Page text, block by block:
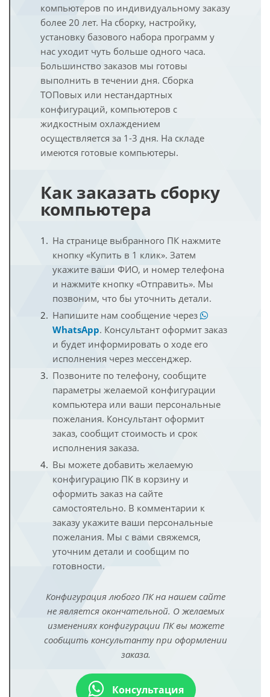
компьютеров по индивидуальному заказу
более 20 лет. На сборку, настройку,
установку базового набора программ у
нас уходит чуть больше одного часа.
Большинство заказов мы готовы
выполнить в течении дня. Сборка
ТОПовых или нестандартных
конфигураций, компьютеров с
жидкостным охлаждением
осуществляется за 1-3 дня. На складе
имеются готовые компьютеры.
Как заказать сборку
компьютера
На странице выбранного ПК нажмите
кнопку «Купить в 1 клик». Затем
укажите ваши ФИО, и номер телефона
и нажмите кнопку «Отправить». Мы
позвоним, что бы уточнить детали.
Напишите нам сообщение через
WhatsApp. Консультант оформит заказ
и будет информировать о ходе его
исполнения через мессенджер.
Позвоните по телефону, сообщите
параметры желаемой конфигурации
компьютера или ваши персональные
пожелания. Консультант оформит
заказ, сообщит стоимость и срок
исполнения заказа.
Вы можете добавить желаемую
конфигурацию ПК в корзину и
оформить заказ на сайте
самостоятельно. В комментарии к
заказу укажите ваши персональные
пожелания. Мы с вами свяжемся,
уточним детали и сообщим по
готовности.
Конфигурация любого ПК на нашем сайте
не является окончательной. О желаемых
изменениях конфигурации ПК вы можете
сообщить консультанту при оформлении
заказа.
Консультация